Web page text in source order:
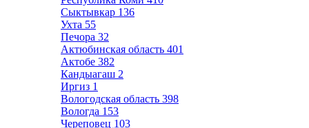
Сыктывкар 136
Ухта 55
Печора 32
Актюбинская область 401
Актобе 382
Кандыагаш 2
Иргиз 1
Вологодская область 398
Вологда 153
Череповец 103